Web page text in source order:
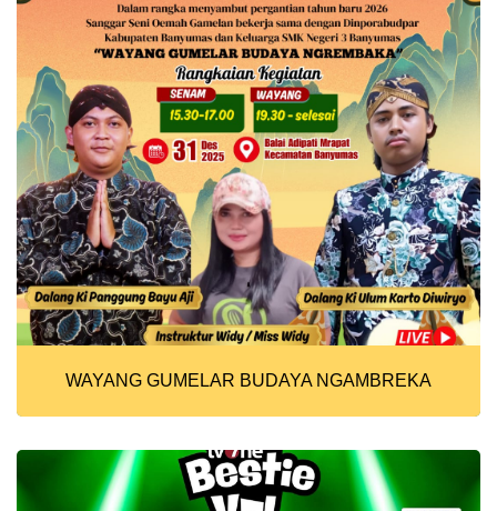
WAYANG GUMELAR BUDAYA NGAMBREKA